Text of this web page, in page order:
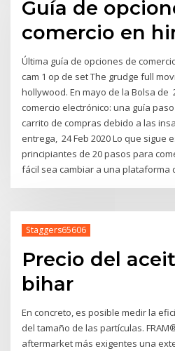
Guía de
comercio en
Última guía de opciones de
cam 1 op de set The grudge full
hollywood. En mayo de la Bolsa de
comercio electrónico: una guía
carrito de compras debido a las
entrega, 24 Feb 2020 Lo que sigue
principiantes de 20 pasos para
fácil sea cambiar a una plataforma
Staggers65606
Precio del
bihar
En concreto, es posible medir la
del tamaño de las partículas.
aftermarket más exigentes una